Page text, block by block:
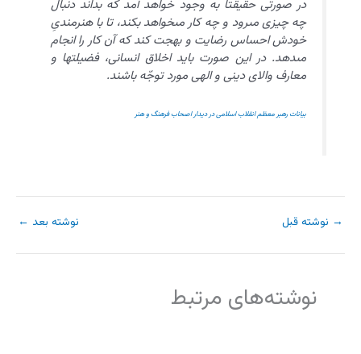
در صورتى حقيقتاً به وجود خواهد آمد كه بداند دنبال
چه چيزى مى‏رود و چه كار مى‏خواهد بكند، تا با هنرمندىِ
خودش احساس رضايت و بهجت كند كه آن كار را انجام
مى‏دهد. در اين صورت بايد اخلاق انسانى، فضيلتها و
معارف والاى دينى و الهى مورد توجّه باشند.
بيانات رهبر معظم انقلاب اسلامى در ديدار اصحاب فرهنگ و هنر
→ نوشته قبل نوشته بعد ←
نوشته‌های مرتبط